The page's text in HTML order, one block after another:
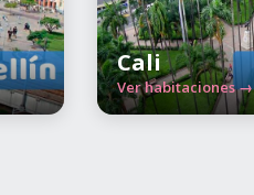
Cali
Ver habitaciones →